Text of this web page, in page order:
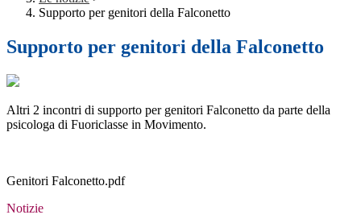
Supporto per genitori della Falconetto
Supporto per genitori della Falconetto
Altri 2 incontri di supporto per genitori Falconetto da parte della
psicologa di Fuoriclasse in Movimento.
Genitori Falconetto.pdf
Notizie